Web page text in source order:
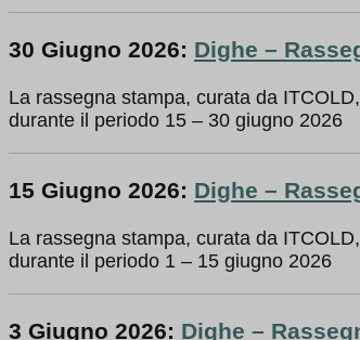
30 Giugno 2026: Dighe –
La rassegna stampa, curata da
durante il periodo 15 – 30 giugno 2026
15 Giugno 2026: Dighe –
La rassegna stampa, curata da
durante il periodo 1 – 15 giugno 2026
3 Giugno 2026: Dighe –